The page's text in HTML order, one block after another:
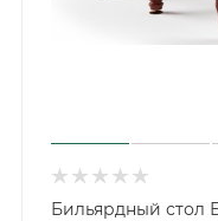
Бильярдный стол